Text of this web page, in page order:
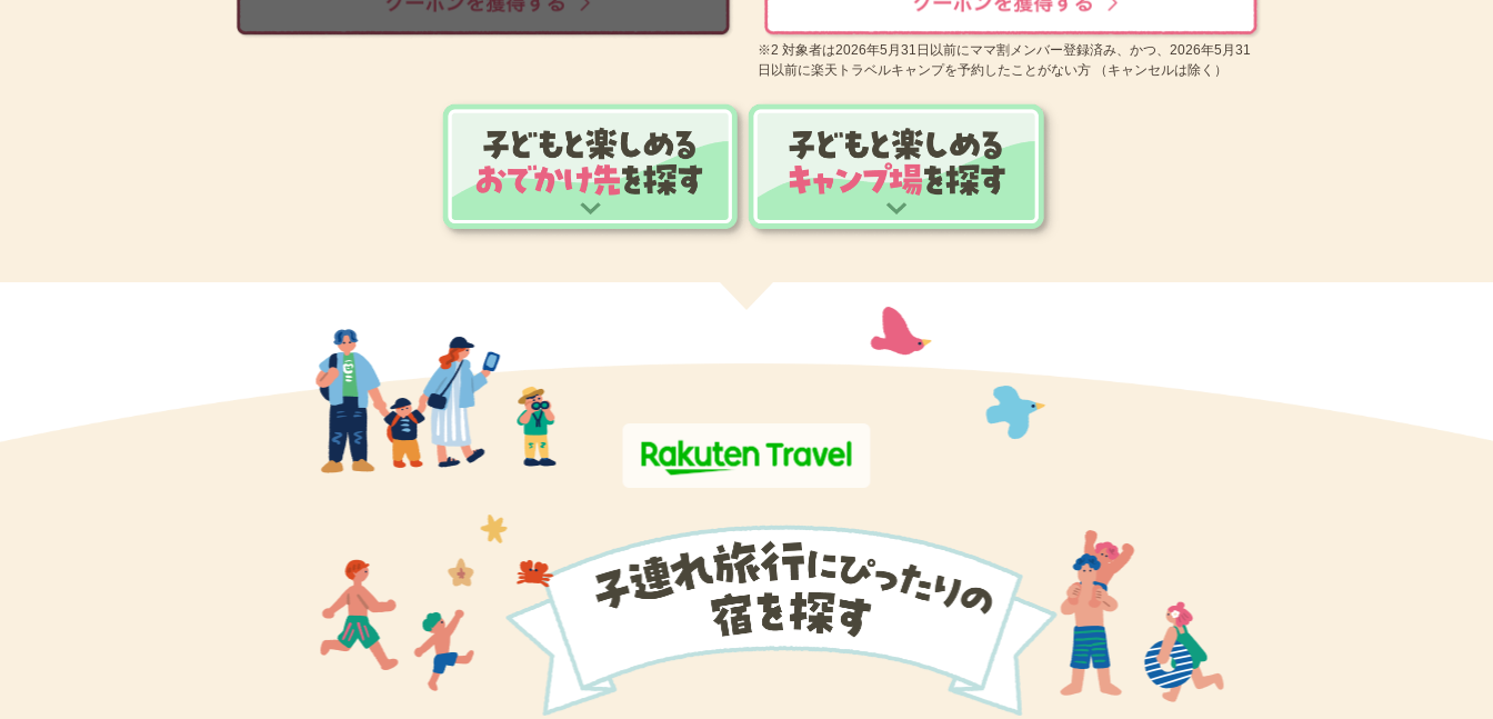
※2 対象者は2026年5月31日以前にママ割メンバー登録済み、かつ、2026年5月31
日以前に楽天トラベルキャンプを予約したことがない方 （キャンセルは除く）